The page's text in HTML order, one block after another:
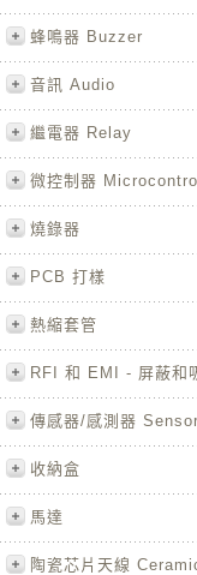
蜂鳴器 Buzzer
音訊 Audio
繼電器 Relay
微控制器
燒錄器
PCB 打樣
熱縮套管
RFI 和 EMI - 屏蔽和
傳感器/感測器 Sensor
收納盒
馬達
陶瓷芯片天線